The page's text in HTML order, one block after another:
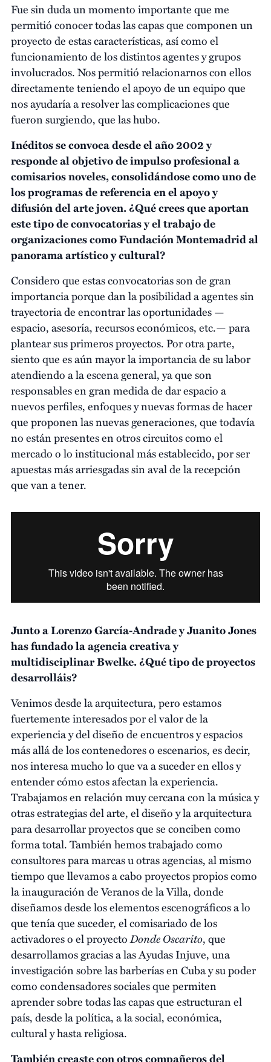
Fue sin duda un momento importante que me
permitió conocer todas las capas que componen un
proyecto de estas características, así como el
funcionamiento de los distintos agentes y grupos
involucrados. Nos permitió relacionarnos con ellos
directamente teniendo el apoyo de un equipo que
nos ayudaría a resolver las complicaciones que
fueron surgiendo, que las hubo.
Inéditos se convoca desde el año 2002 y
responde al objetivo de impulso profesional a
comisarios noveles, consolidándose como uno de
los programas de referencia en el apoyo y
difusión del arte joven. ¿Qué crees que aportan
este tipo de convocatorias y el trabajo de
organizaciones como Fundación Montemadrid al
panorama artístico y cultural?
Considero que estas convocatorias son de gran
importancia porque dan la posibilidad a agentes sin
trayectoria de encontrar las oportunidades —
espacio, asesoría, recursos económicos, etc.— para
plantear sus primeros proyectos. Por otra parte,
siento que es aún mayor la importancia de su labor
atendiendo a la escena general, ya que son
responsables en gran medida de dar espacio a
nuevos perfiles, enfoques y nuevas formas de hacer
que proponen las nuevas generaciones, que todavía
no están presentes en otros circuitos como el
mercado o lo institucional más establecido, por ser
apuestas más arriesgadas sin aval de la recepción
que van a tener.
Junto a Lorenzo García-Andrade y Juanito Jones
has fundado la agencia creativa y
multidisciplinar Bwelke. ¿Qué tipo de proyectos
desarrolláis?
Venimos desde la arquitectura, pero estamos
fuertemente interesados por el valor de la
experiencia y del diseño de encuentros y espacios
más allá de los contenedores o escenarios, es decir,
nos interesa mucho lo que va a suceder en ellos y
entender cómo estos afectan la experiencia.
Trabajamos en relación muy cercana con la música y
otras estrategias del arte, el diseño y la arquitectura
para desarrollar proyectos que se conciben como
forma total. También hemos trabajado como
consultores para marcas u otras agencias, al mismo
tiempo que llevamos a cabo proyectos propios como
la inauguración de Veranos de la Villa, donde
diseñamos desde los elementos escenográficos a lo
que tenía que suceder, el comisariado de los
activadores o el proyectoDonde Oscarito, que
desarrollamos gracias a las Ayudas Injuve, una
investigación sobre las barberías en Cuba y su poder
como condensadores sociales que permiten
aprender sobre todas las capas que estructuran el
país, desde la política, a la social, económica,
cultural y hasta religiosa.
También creaste con otros compañeros del